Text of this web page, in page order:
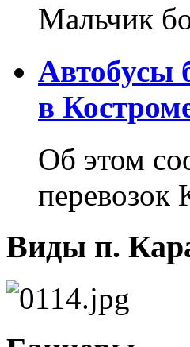
Мальчик
Автобусы
в
Об этом
перевозок
Виды п.